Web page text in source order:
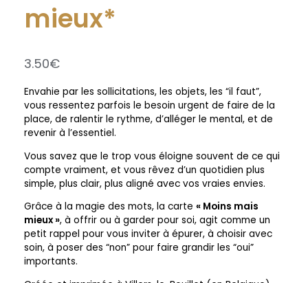
mieux*
3.50€
Envahie par les sollicitations, les objets, les “il faut”,
vous ressentez parfois le besoin urgent de faire de la
place, de ralentir le rythme, d’alléger le mental, et de
revenir à l’essentiel.
Vous savez que le trop vous éloigne souvent de ce qui
compte vraiment, et vous rêvez d’un quotidien plus
simple, plus clair, plus aligné avec vos vraies envies.
Grâce à la magie des mots, la carte « Moins mais
mieux », à offrir ou à garder pour soi, agit comme un
petit rappel pour vous inviter à épurer, à choisir avec
soin, à poser des “non” pour faire grandir les “oui”
importants.